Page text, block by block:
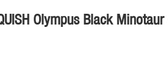
Olympus Black